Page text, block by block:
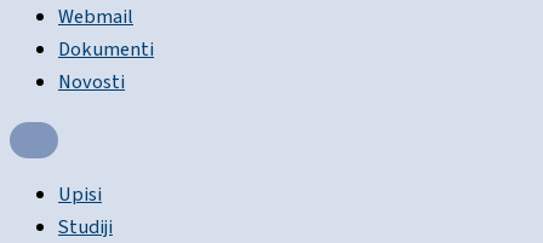
Webmail
Dokumenti
Novosti
Upisi
Studiji